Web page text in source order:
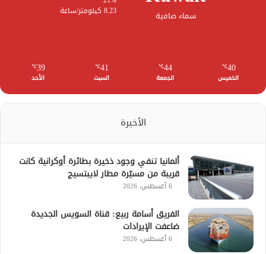
سماء صافية
8.23 كيلومتر/ساعة
40
℃
الخميس
44
℃
الجمعة
41
℃
السبت
39
℃
الأحد
الأخيرة
ألمانيا تنفي وجود ذخيرة بطائرة أوكرانية كانت
قريبة من مسيّرة مطار لايبتسيج
6 أغسطس، 2026
الفريق أسامة ربيع: قناة السويس الجديدة
ضاعفت الإيرادات
6 أغسطس، 2026